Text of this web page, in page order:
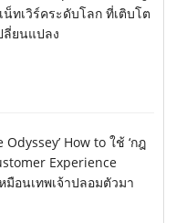
ทเวิร์คระดับโลก ที่เติบโต
ลี่ยนแปลง
Odyssey’ How to ใช้ ‘กฎ
Experience
มือนเทพเจ้าปลอมตัวมา